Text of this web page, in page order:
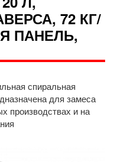
72 КГ/
ПАНЕЛЬ,
спиральная
для замеса
производствах и на